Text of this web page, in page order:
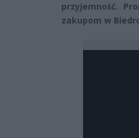
przyjemność.
zakupom w